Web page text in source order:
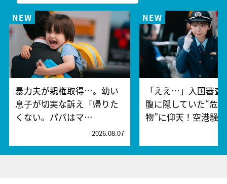
暴力夫が親権取得…。幼い
息子が切実な訴え「帰りた
くない。パパはマ…
2026.08.07
「ええ…」入国審査
腹に隠していた“危
物”に仰天！空港騒